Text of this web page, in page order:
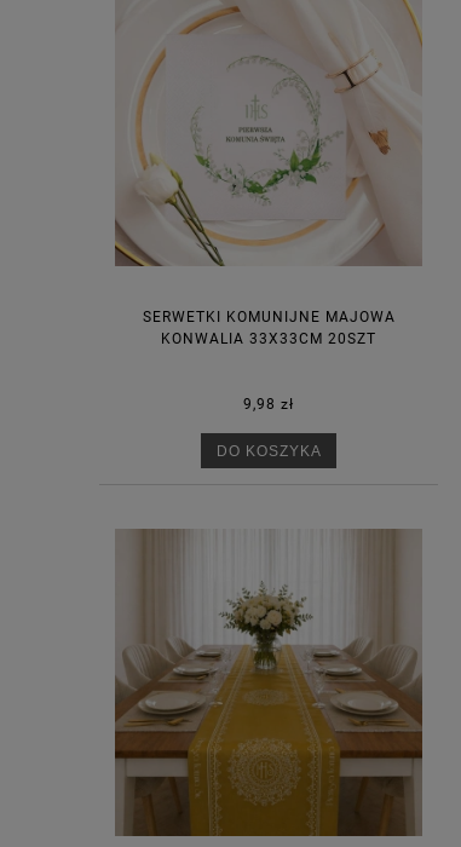
SERWETKI KOMUNIJNE MAJOWA
KONWALIA 33X33CM 20SZT
9,98 zł
DO KOSZYKA